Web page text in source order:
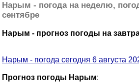
Нарым - погода на неделю,
сентябре
Нарым - прогноз погоды на
Нарым - погода сегодня 6 августа
Прогноз погоды Нарым: